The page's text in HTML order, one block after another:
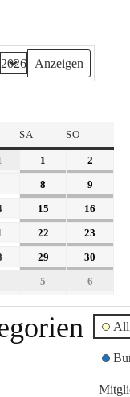
SA SO
1
2
8
9
15
16
22
23
29
30
5 6